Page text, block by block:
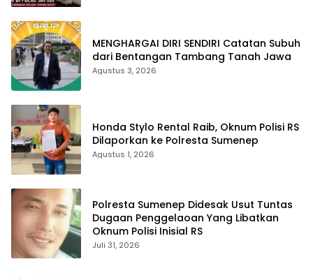
MENGHARGAI DIRI SENDIRI Catatan Subuh
dari Bentangan Tambang Tanah Jawa
Agustus 3, 2026
Honda Stylo Rental Raib, Oknum Polisi RS
Dilaporkan ke Polresta Sumenep
Agustus 1, 2026
Polresta Sumenep Didesak Usut Tuntas
Dugaan Penggelaoan Yang Libatkan
Oknum Polisi Inisial RS
Juli 31, 2026